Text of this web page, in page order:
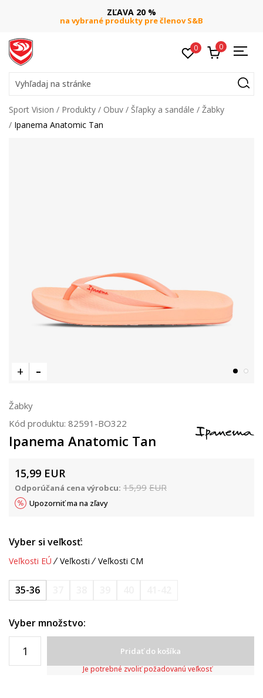
ZĽAVA 20 %
na vybrané produkty pre členov S&B
0 0
Vyhľadaj na stránke
Sport Vision Produkty Obuv Šľapky a sandále
Žabky
Ipanema Anatomic Tan
Žabky
Kód produktu: 82591-BO322
Ipanema Anatomic Tan
15,99 EUR
Odporúčaná cena výrobcu: 15,99 EUR
Upozorniť ma na zľavy
Vyber si veľkosť:
Veľkosti EÚ Veľkosti Veľkosti CM
35-36
Vyber množstvo:
Pridať do košíka
Je potrebné zvoliť požadovanú veľkosť